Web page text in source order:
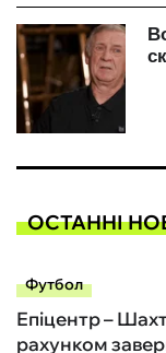
ОСТАННІ
Футбол
Епіцентр –
рахунком